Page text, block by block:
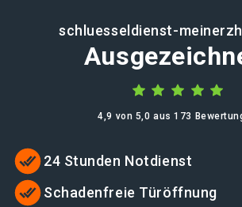
schluesseldienst-
4,9 von 5,0 aus 173
24 Stunden Notdienst
Schadenfreie Türöffnung